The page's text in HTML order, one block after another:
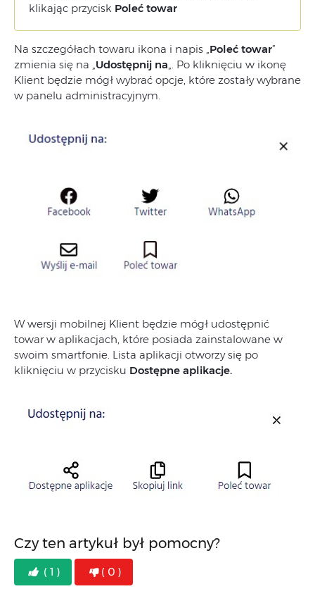
klikając przycisk Poleć towar
Na szczegółach towaru ikona i napis „ Poleć towar”
zmienia się na „ Udostępnij na „. Po kliknięciu w ikonę
Klient będzie mógł wybrać opcje, które zostały wybrane
w panelu administracyjnym.
W wersji mobilnej Klient będzie mógł udostępnić
towar w aplikacjach, które posiada zainstalowane w
swoim smartfonie. Lista aplikacji otworzy się po
kliknięciu w przycisku Dostępne aplikacje.
Czy ten artykuł był pomocny?
( 1 ) ( 0 )